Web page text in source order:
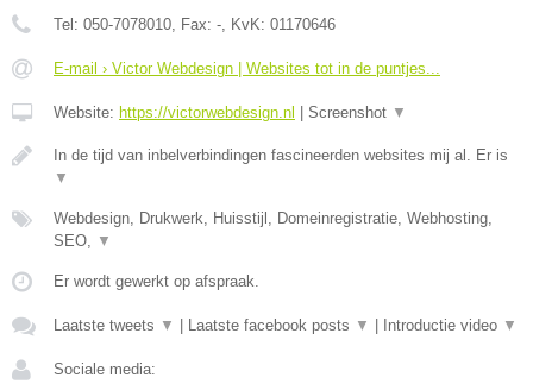
Tel: 050-7078010, Fax: -, KvK: 01170646
E-mail › Victor Webdesign | Websites tot in de puntjes...
Website: https://victorwebdesign.nl Screenshot ▼
In de tijd van inbelverbindingen fascineerden websites mij al. Er is
▼
Webdesign, Drukwerk, Huisstijl, Domeinregistratie, Webhosting,
SEO, ▼
Er wordt gewerkt op afspraak.
Laatste tweets ▼ Laatste facebook posts ▼ Introductie video ▼
Sociale media: